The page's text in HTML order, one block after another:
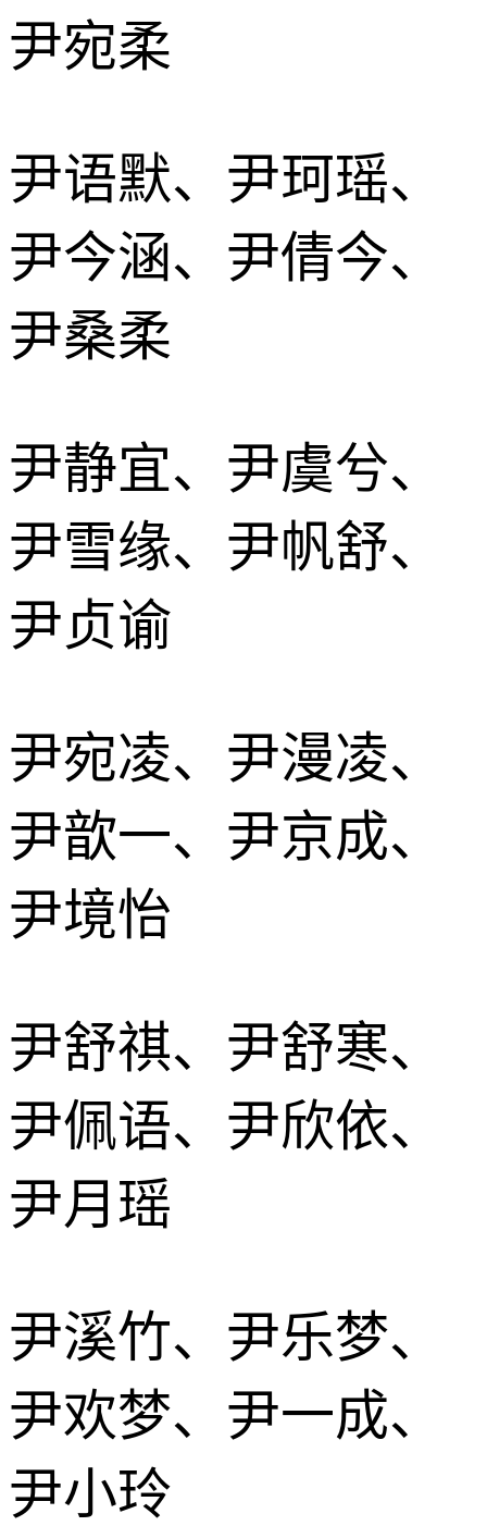
尹宛柔
尹语默、尹珂瑶、
尹今涵、尹倩今、
尹桑柔
尹静宜、尹虞兮、
尹雪缘、尹帆舒、
尹贞谕
尹宛凌、尹漫凌、
尹歆一、尹京成、
尹境怡
尹舒祺、尹舒寒、
尹佩语、尹欣依、
尹月瑶
尹溪竹、尹乐梦、
尹欢梦、尹一成、
尹小玲